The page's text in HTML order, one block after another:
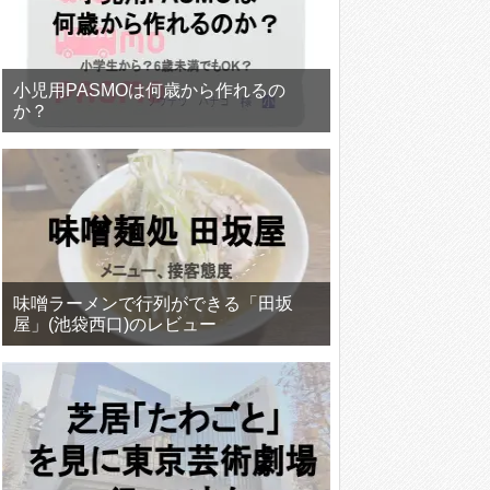
小児用PASMOは何歳から作れるの
か？
味噌ラーメンで行列ができる「田坂
屋」(池袋西口)のレビュー